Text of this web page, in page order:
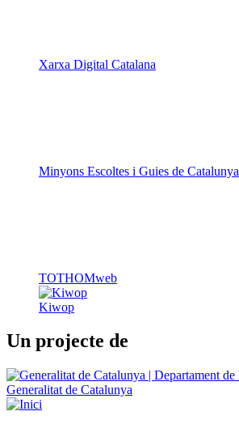
Xarxa Digital Catalana
Minyons Escoltes i Guies de Catalunya
TOTHOMweb
Kiwop
Un projecte de
Generalitat de Catalunya